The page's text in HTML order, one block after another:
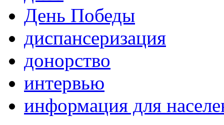
День Победы
диспансеризация
донорство
интервью
информация для